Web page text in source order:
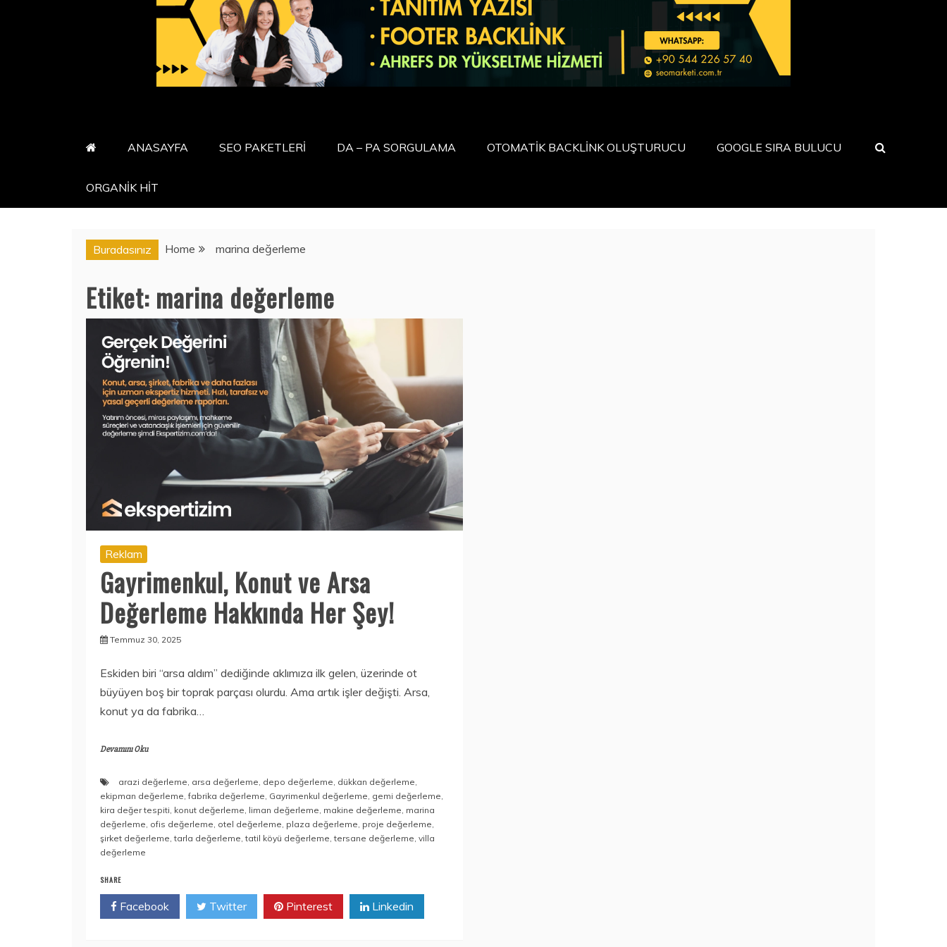
ANASAYFA SEO PAKETLERİ DA – PA SORGULAMA OTOMATİK BACKLİNK OLUŞTURUCU GOOGLE SIRA BULUCU
ORGANİK HİT
Buradasınız Home marina değerleme
Etiket: marina değerleme
Reklam
Gayrimenkul, Konut ve Arsa
Değerleme Hakkında Her Şey!
Temmuz 30, 2025
Eskiden biri “arsa aldım” dediğinde aklımıza ilk gelen, üzerinde ot
büyüyen boş bir toprak parçası olurdu. Ama artık işler değişti. Arsa,
konut ya da fabrika…
Devamını Oku
arazi değerleme arsa değerleme depo değerleme dükkan değerleme
ekipman değerleme ,fabrika değerleme Gayrimenkul değerleme gemi değerleme
kira değer tespiti konut değerleme liman değerleme makine değerleme marina
değerleme ofis değerleme otel değerleme plaza değerleme proje değerleme
şirket değerleme ,tarla değerleme ,tatil köyü değerleme ,tersane değerleme villa
değerleme
SHARE
Facebook Twitter Pinterest Linkedin